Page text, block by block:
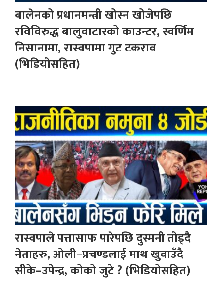
बालेनको प्रधानमन्त्री खोस्न खोजेपछि
रविविरुद्ध बालुवाटारको काउन्टर, स्वर्णिम
निसानामा, रास्वपामा गुट टकराव
(भिडियोसहित)
रास्वपाले पत्तासाफ पारेपछि दुस्मनी तोड्दै
नेताहरु, ओली–प्रचण्डलाई माथ खुवाउँदै
सीके–उपेन्द्र, कोको जुटे ? (भिडियोसहित)